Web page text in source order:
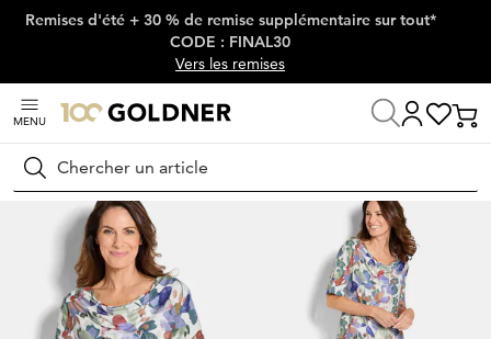
Passer la navigation, aller directement au contenu
Remises d'été + 30 % de remise supplémentaire sur tout*
CODE : FINAL30
Vers les remises
MENU
Rechercher
Maison Mode femme T-shirts